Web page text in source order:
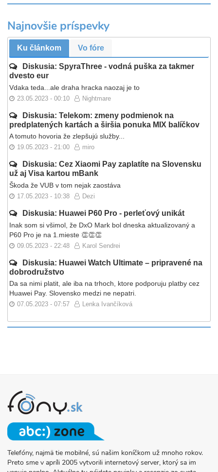
Najnovšie príspevky
Ku článkom Vo fóre
Diskusia: SpyraThree - vodná puška za takmer
dvesto eur
Vdaka teda...ale draha hracka naozaj je to
23.05.2023 - 00:10 Nightmare
Diskusia: Telekom: zmeny podmienok na
predplatených kartách a širšia ponuka MIX balíčkov
A tomuto hovoria že zlepšujú služby...
19.05.2023 - 21:00 miro
Diskusia: Cez Xiaomi Pay zaplatíte na Slovensku
už aj Visa kartou mBank
Škoda že VUB v tom nejak zaostáva
17.05.2023 - 10:38 Dezi
Diskusia: Huawei P60 Pro - perleťový unikát
Inak som si všimol, že DxO Mark bol dneska aktualizovaný a
P60 Pro je na 1.mieste 👏👏👏
09.05.2023 - 22:48 Karol Sendrei
Diskusia: Huawei Watch Ultimate – pripravené na
dobrodružstvo
Da sa nimi platit, ale iba na trhoch, ktore podporuju platby cez
Huawei Pay. Slovensko medzi ne nepatri.
07.05.2023 - 07:57 Lenka Ivančíková
O
PROJEKTE
Telefóny, najmä tie mobilné, sú našim koníčkom už mnoho rokov.
Preto sme v apríli 2005 vytvorili internetový server, ktorý sa im